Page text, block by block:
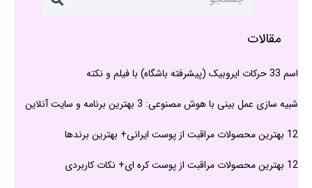
مقالات
اسم 33 حرکات ایروبیک (پیشرفته باشگاه) با فیلم و نکته
شبیه سازی عمل بینی با هوش مصنوعی: 3 بهترین برنامه و سایت آنلاین
12 بهترین محصولات مراقبت از پوست ایرانی+ بهترین برندها
12 بهترین محصولات مراقبت از پوست کره ای+ نکات کاربردی